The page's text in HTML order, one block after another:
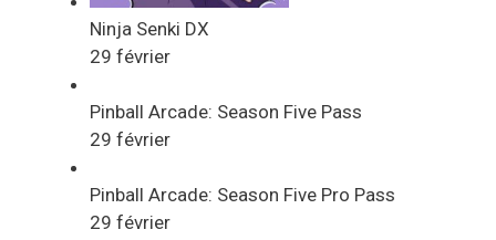
Ninja Senki DX
29 février
Pinball Arcade: Season Five Pass
29 février
Pinball Arcade: Season Five Pro Pass
29 février